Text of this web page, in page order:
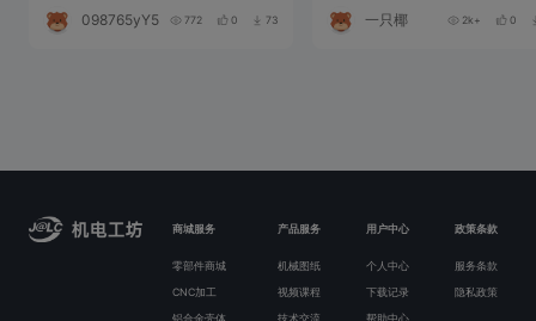
098765yY506h 772 0 73 一只椰 2k+ 0
商城服务 产品服务 用户中心 政策条款
零部件商城 机械图纸 个人中心 服务条款
CNC加工 视频课程 下载记录 隐私政策
铝合金壳体 技术交流 帮助中心